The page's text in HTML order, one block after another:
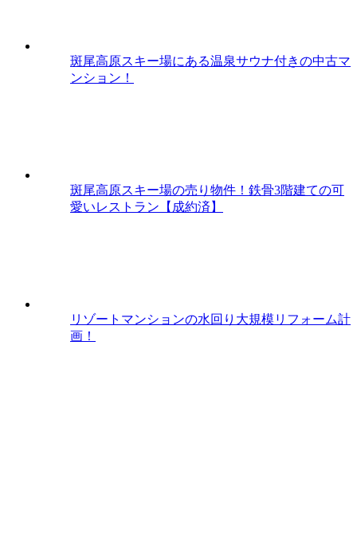
斑尾高原スキー場にある温泉サウナ付きの中古マ
ンション！
斑尾高原スキー場の売り物件！鉄骨3階建ての可
愛いレストラン【成約済】
リゾートマンションの水回り大規模リフォーム計
画！